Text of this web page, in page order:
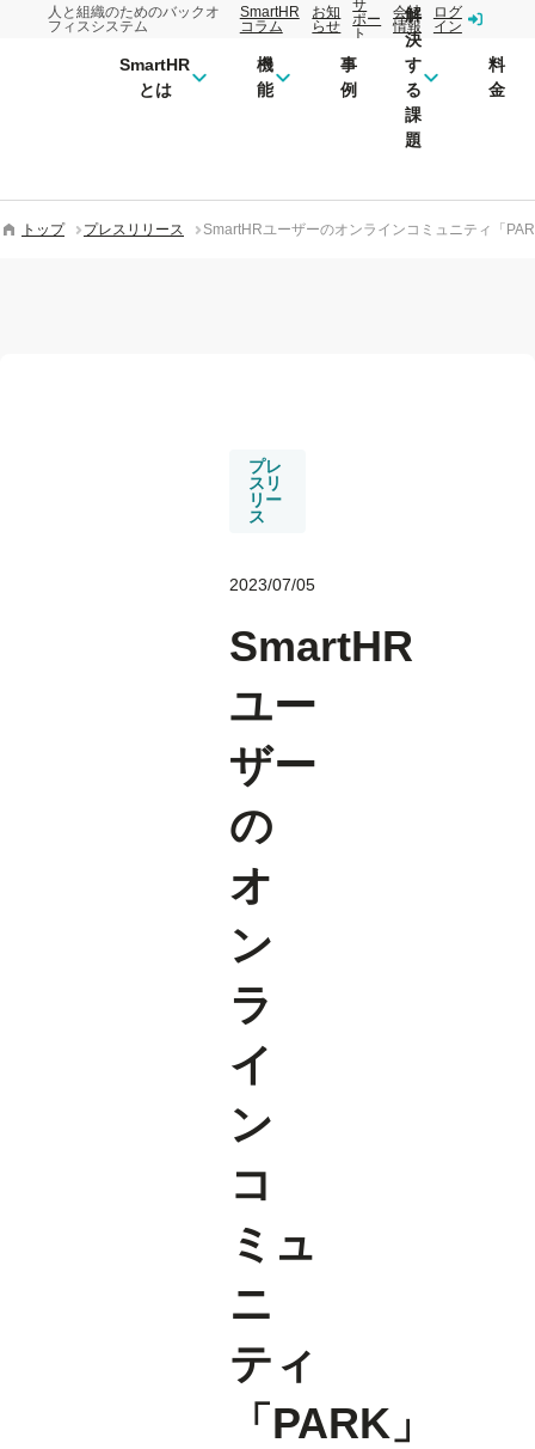
人と組織のためのバックオ
フィスシステム
SmartHR
コラム
お知
らせ
サ
ポー
ト
会社
情報
ログ
イン
SmartHR
とは
機
能
事
例
解
決
す
る
課
題
料
金
トップ プレスリリース SmartHRユーザーのオンラインコミュニティ「
プレ
スリ
リー
ス
2023/07/05
SmartHR
ユー
ザー
の
オ
ン
ラ
イ
ン
コ
ミュ
ニ
ティ
「PARK」